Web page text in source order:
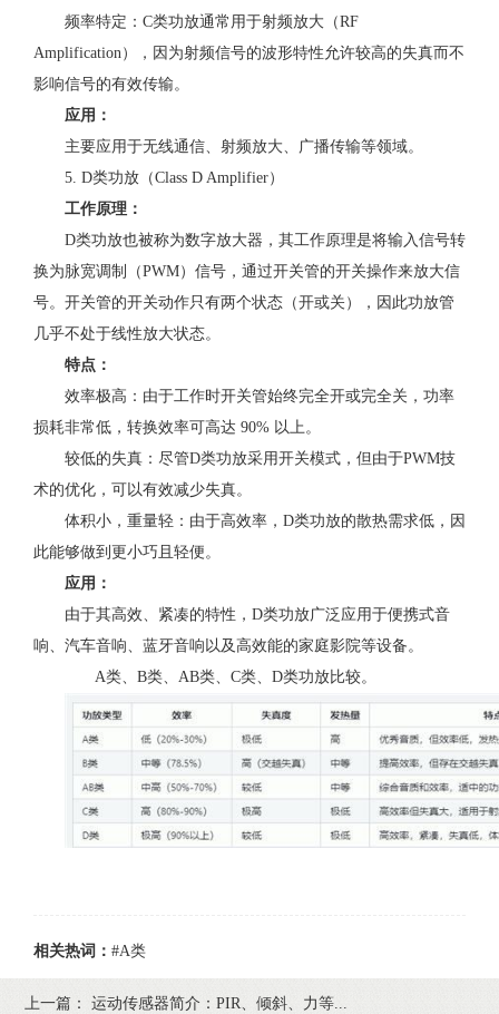
频率特定：C类功放通常用于射频放大（RF
Amplification），因为射频信号的波形特性允许较高的失真而不
影响信号的有效传输。
应用：
主要应用于无线通信、射频放大、广播传输等领域。
5. D类功放（Class D Amplifier）
工作原理：
D类功放也被称为数字放大器，其工作原理是将输入信号转
换为脉宽调制（PWM）信号，通过开关管的开关操作来放大信
号。开关管的开关动作只有两个状态（开或关），因此功放管
几乎不处于线性放大状态。
特点：
效率极高：由于工作时开关管始终完全开或完全关，功率
损耗非常低，转换效率可高达 90% 以上。
较低的失真：尽管D类功放采用开关模式，但由于PWM技
术的优化，可以有效减少失真。
体积小，重量轻：由于高效率，D类功放的散热需求低，因
此能够做到更小巧且轻便。
应用：
由于其高效、紧凑的特性，D类功放广泛应用于便携式音
响、汽车音响、蓝牙音响以及高效能的家庭影院等设备。
A类、B类、AB类、C类、D类功放比较。
相关热词： #A类
上一篇：
运动传感器简介：PIR、倾斜、力等...